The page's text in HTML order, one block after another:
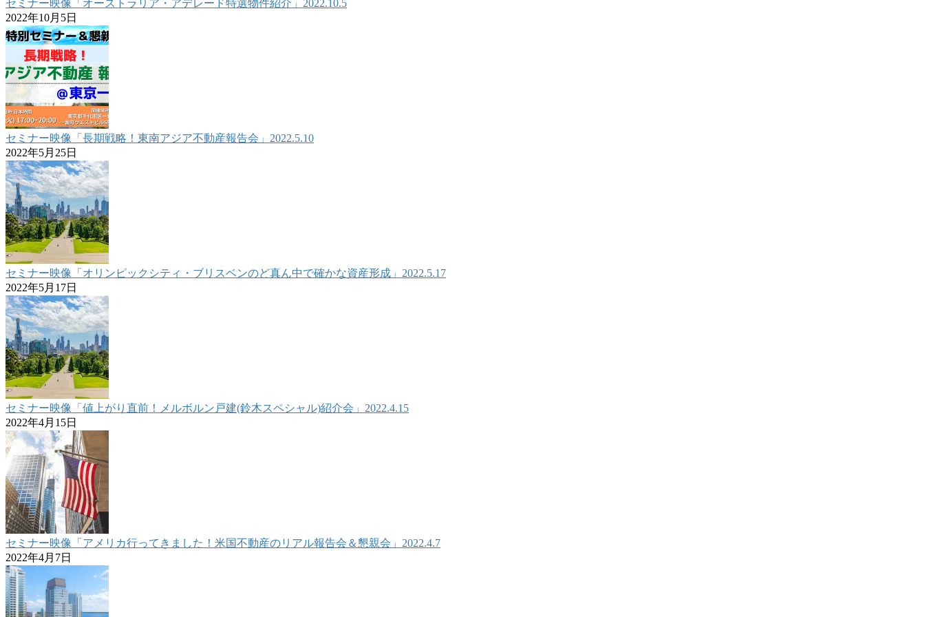
セミナー映像「オーストラリア・アデレード特選物件紹介」2022.10.5
2022年10月5日
セミナー映像「長期戦略！東南アジア不動産報告会」2022.5.10
2022年5月25日
セミナー映像「オリンピックシティ・ブリスベンのど真ん中で確かな資産形成」2022.5.17
2022年5月17日
セミナー映像「値上がり直前！メルボルン戸建(鈴木スペシャル)紹介会」2022.4.15
2022年4月15日
セミナー映像「アメリカ行ってきました！米国不動産のリアル報告会＆懇親会」2022.4.7
2022年4月7日